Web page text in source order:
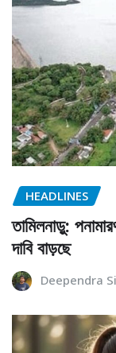
HEADLINES
তামিলনাড়ু:
দাবি বাড়ছে
Deependra